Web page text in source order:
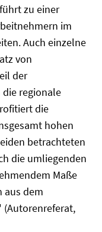
zu einer
im
Auch einzelne
von
der
regionale
die
hohen
betrachteten
die umliegenden
Maße
aus dem
(Autorenreferat,